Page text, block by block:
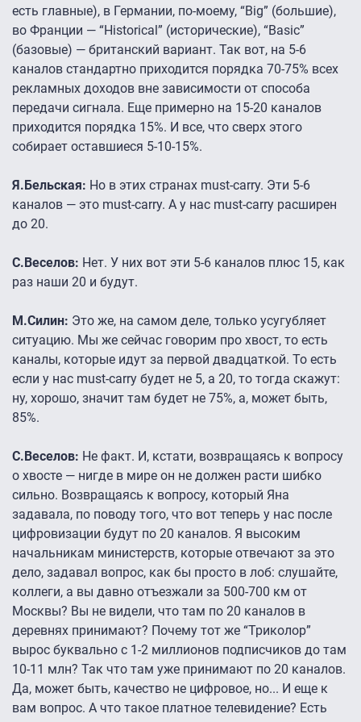
есть главные), в Германии, по-моему, “Big” (большие),
во Франции — “Historical” (исторические), “Basic”
(базовые) — британский вариант. Так вот, на 5-6
каналов стандартно приходится порядка 70-75% всех
рекламных доходов вне зависимости от способа
передачи сигнала. Еще примерно на 15-20 каналов
приходится порядка 15%. И все, что сверх этого
собирает оставшиеся 5-10-15%.
Я.Бельская: Но в этих странах must-carry. Эти 5-6
каналов — это must-carry. А у нас must-carry расширен
до 20.
С.Веселов: Нет. У них вот эти 5-6 каналов плюс 15, как
раз наши 20 и будут.
М.Силин: Это же, на самом деле, только усугубляет
ситуацию. Мы же сейчас говорим про хвост, то есть
каналы, которые идут за первой двадцаткой. То есть
если у нас must-carry будет не 5, а 20, то тогда скажут:
ну, хорошо, значит там будет не 75%, а, может быть,
85%.
С.Веселов: Не факт. И, кстати, возвращаясь к вопросу
о хвосте — нигде в мире он не должен расти шибко
сильно. Возвращаясь к вопросу, который Яна
задавала, по поводу того, что вот теперь у нас после
цифровизации будут по 20 каналов. Я высоким
начальникам министерств, которые отвечают за это
дело, задавал вопрос, как бы просто в лоб: слушайте,
коллеги, а вы давно отъезжали за 500-700 км от
Москвы? Вы не видели, что там по 20 каналов в
деревнях принимают? Почему тот же “Триколор”
вырос буквально с 1-2 миллионов подписчиков до там
10-11 млн? Так что там уже принимают по 20 каналов.
Да, может быть, качество не цифровое, но... И еще к
вам вопрос. А что такое платное телевидение? Есть